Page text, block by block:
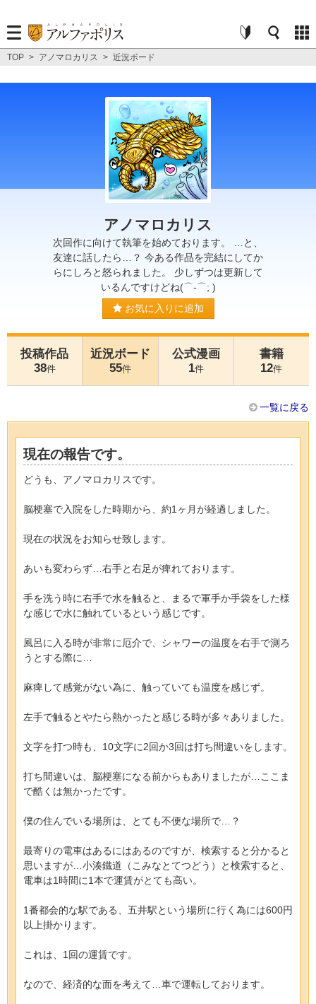
TOP > アノマロカリス > 近況ボード
アノマロカリス
次回作に向けて執筆を始めております。 …と、
友達に話したら…？ 今ある作品を完結にしてか
らにしろと怒られました。 少しずつは更新して
いるんですけどね(⌒-⌒; )
お気に入りに追加
投稿作品
38件
近況ボード
55件
公式漫画
1件
書籍
12件
一覧に戻る
現在の報告です。
どうも、アノマロカリスです。
脳梗塞で入院をした時期から、約1ヶ月が経過しました。
現在の状況をお知らせ致します。
あいも変わらず…右手と右足が痺れております。
手を洗う時に右手で水を触ると、まるで軍手か手袋をした様
な感じで水に触れているという感じです。
風呂に入る時が非常に厄介で、シャワーの温度を右手で測ろ
うとする際に…
麻痺して感覚がない為に、触っていても温度を感じず。
左手で触るとやたら熱かったと感じる時が多々ありました。
文字を打つ時も、10文字に2回か3回は打ち間違いをします。
打ち間違いは、脳梗塞になる前からもありましたが…ここま
で酷くは無かったです。
僕の住んでいる場所は、とても不便な場所で…？
最寄りの電車はあるにはあるのですが、検索すると分かると
思いますが…小湊鐵道（こみなとてつどう）と検索すると、
電車は1時間に1本で運賃がとても高い。
1番都会的な駅である、五井駅という場所に行く為には600円
以上掛かります。
これは、1回の運賃です。
なので、経済的な面を考えて…車で運転しております。